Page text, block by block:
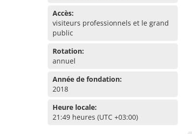
Accès:
visiteurs professionnels et le grand
public
Rotation:
annuel
Année de fondation:
2018
Heure locale:
21:49 heures (UTC +03:00)